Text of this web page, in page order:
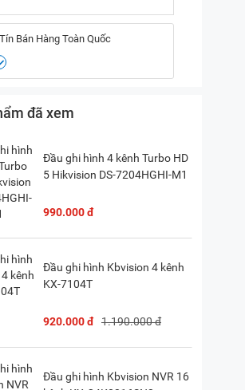
Bán Hàng Toàn Quốc
Chỉ đường)
đã xem
Đầu ghi hình 4 kênh Turbo HD
5 Hikvision DS-7204HGHI-M1
990.000 đ
Đầu ghi hình Kbvision 4 kênh
KX-7104T
920.000 đ 1.190.000 đ
Đầu ghi hình Kbvision NVR 16